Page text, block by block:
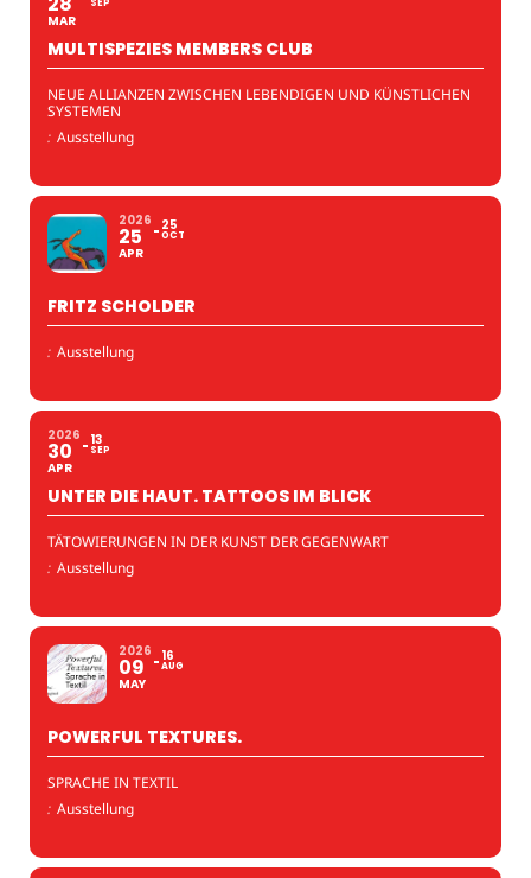
MAR
SEP
MULTISPEZIES MEMBERS CLUB
NEUE ALLIANZEN ZWISCHEN LEBENDIGEN UND KÜNSTLICHEN
SYSTEMEN
: Ausstellung
2026
25
APR
25
OCT
FRITZ SCHOLDER
: Ausstellung
2026
30
APR
13
SEP
UNTER DIE HAUT. TATTOOS IM BLICK
TÄTOWIERUNGEN IN DER KUNST DER GEGENWART
: Ausstellung
2026
09
MAY
16
AUG
POWERFUL TEXTURES.
SPRACHE IN TEXTIL
: Ausstellung